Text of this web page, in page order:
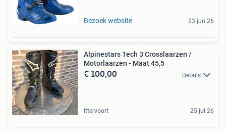
Bezoek website 23 jun 26
Alpinestars Tech 3 Crosslaarzen /
Motorlaarzen - Maat 45,5
€ 100,00 Details
Ittervoort 25 jul 26